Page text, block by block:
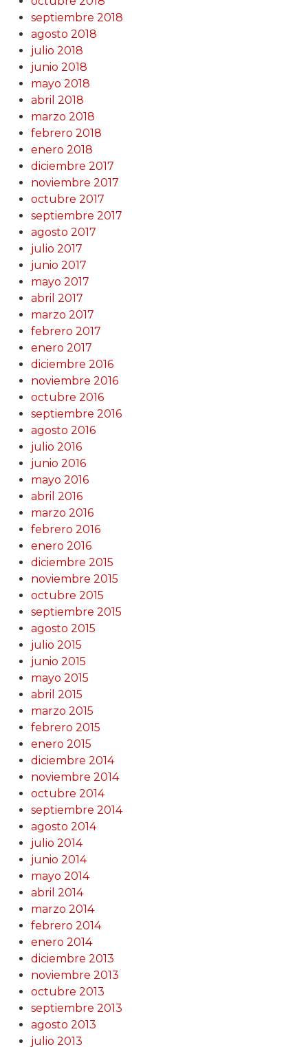
septiembre 2018
agosto 2018
julio 2018
junio 2018
mayo 2018
abril 2018
marzo 2018
febrero 2018
enero 2018
diciembre 2017
noviembre 2017
octubre 2017
septiembre 2017
agosto 2017
julio 2017
junio 2017
mayo 2017
abril 2017
marzo 2017
febrero 2017
enero 2017
diciembre 2016
noviembre 2016
octubre 2016
septiembre 2016
agosto 2016
julio 2016
junio 2016
mayo 2016
abril 2016
marzo 2016
febrero 2016
enero 2016
diciembre 2015
noviembre 2015
octubre 2015
septiembre 2015
agosto 2015
julio 2015
junio 2015
mayo 2015
abril 2015
marzo 2015
febrero 2015
enero 2015
diciembre 2014
noviembre 2014
octubre 2014
septiembre 2014
agosto 2014
julio 2014
junio 2014
mayo 2014
abril 2014
marzo 2014
febrero 2014
enero 2014
diciembre 2013
noviembre 2013
octubre 2013
septiembre 2013
agosto 2013
julio 2013